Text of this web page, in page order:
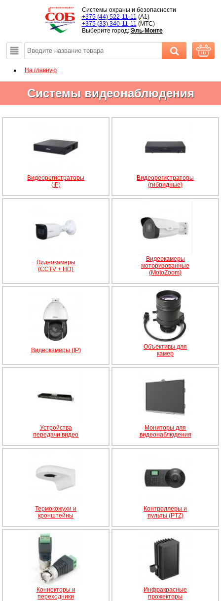
Системы охраны и безопасности
+375 (44) 522-11-11 (A1)
+375 (33) 340-11-11 (MTС)
Выберите город: Эль-Монте
На главную
Системы видеонаблюдения
Видеорегистраторы
(IP)
Видеорегистраторы
(гибридные)
Видеокамеры
(CCTV + HD)
Видеокамеры
моторизованные
(MotoZoom)
Видеокамеры (IP)
Объективы для
камер
Устройства
передачи видео
Мониторы для
видеонаблюдения
Термокожухи и
кронштейны
Контроллеры и
пульты (PTZ)
Коннекторы и
переходники
Инфракрасные
прожекторы